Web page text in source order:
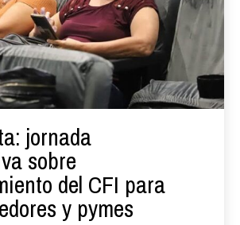
jornada
sobre
del CFI para
y pymes